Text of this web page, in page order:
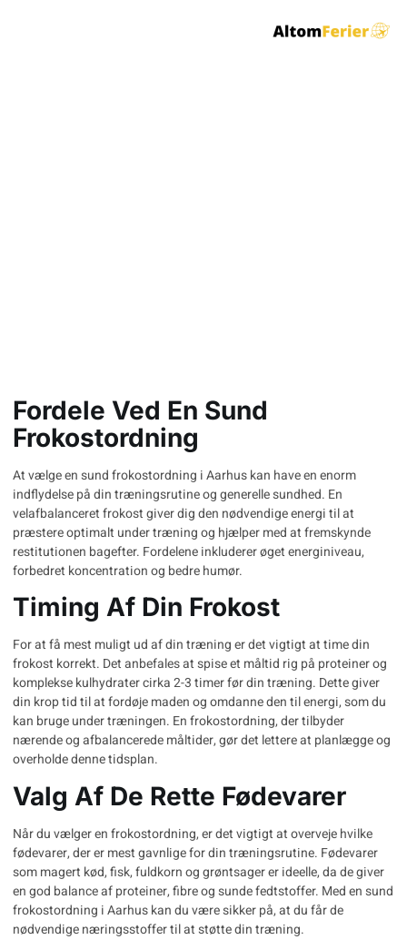
Fordele Ved En Sund
Frokostordning
At vælge en sundfrokostordning i Aarhuskan have en enorm
indflydelse på din træningsrutine og generelle sundhed. En
velafbalanceret frokost giver dig den nødvendige energi til at
præstere optimalt under træning og hjælper med at fremskynde
restitutionen bagefter. Fordelene inkluderer øget energiniveau,
forbedret koncentration og bedre humør.
Timing Af Din Frokost
For at få mest muligt ud af din træning er det vigtigt at time din
frokost korrekt. Det anbefales at spise et måltid rig på proteiner og
komplekse kulhydrater cirka 2-3 timer før din træning. Dette giver
din krop tid til at fordøje maden og omdanne den til energi, som du
kan bruge under træningen. En frokostordning, der tilbyder
nærende og afbalancerede måltider, gør det lettere at planlægge og
overholde denne tidsplan.
Valg Af De Rette Fødevarer
Når du vælger en frokostordning, er det vigtigt at overveje hvilke
fødevarer, der er mest gavnlige for din træningsrutine. Fødevarer
som magert kød, fisk, fuldkorn og grøntsager er ideelle, da de giver
en god balance af proteiner, fibre og sunde fedtstoffer. Med ensund
frokostordning i Aarhuskan du være sikker på, at du får de
nødvendige næringsstoffer til at støtte din træning.